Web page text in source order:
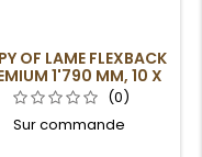
OF LAME FLEXBACK
1'790 MM, 10 X
0.5 MM, 4DPP
(0)
Sur commande